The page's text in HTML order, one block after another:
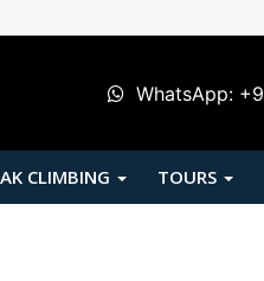
WhatsApp:
CLIMBING TOURS